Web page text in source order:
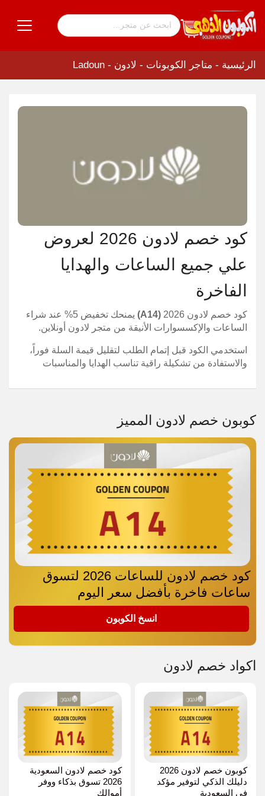
الرئيسية - متاجر الكوبونات - لادون - Ladoun
كود خصم لادون 2026 لعروض
علي جميع الساعات والهدايا
الفاخرة
كود خصم لادون 2026 (A14)
يمنحك تخفيض 5% عند شراء
الساعات والإكسسوارات الأنيقة من متجر لادون أونلاين.
استخدمي الكود قبل إتمام الطلب لتقليل قيمة السلة فوراً،
والاستفادة من تشكيلة راقية تناسب الهدايا والمناسبات
كوبون خصم لادون المميز
كود خصم لادون للساعات 2026 لتسوق
ساعات فاخرة بأفضل سعر اليوم
انسخ الكوبون
اكواد خصم لادون
كوبون خصم لادون 2026
دليلك الذكي لتوفير مؤكد
في السعودية
كود خصم لادون السعودية
2026 تسوق بذكاء ووفر
أموالك